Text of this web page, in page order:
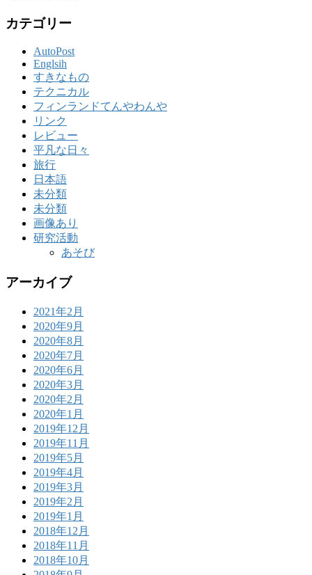
カテゴリー
AutoPost
Englsih
すきなもの
テクニカル
フィンランドてんやわんや
リンク
レビュー
平凡な日々
旅行
日本語
未分類
未分類
画像あり
研究活動
あそび
アーカイブ
2021年2月
2020年9月
2020年8月
2020年7月
2020年6月
2020年3月
2020年2月
2020年1月
2019年12月
2019年11月
2019年5月
2019年4月
2019年3月
2019年2月
2019年1月
2018年12月
2018年11月
2018年10月